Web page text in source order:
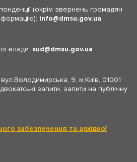
(окрім звернень громадян
info dmsu.gov.ua
влади: sud dmsu.gov.ua
9, м.Київ, 01001
запити, запити на публічну
забезпечення та архівної